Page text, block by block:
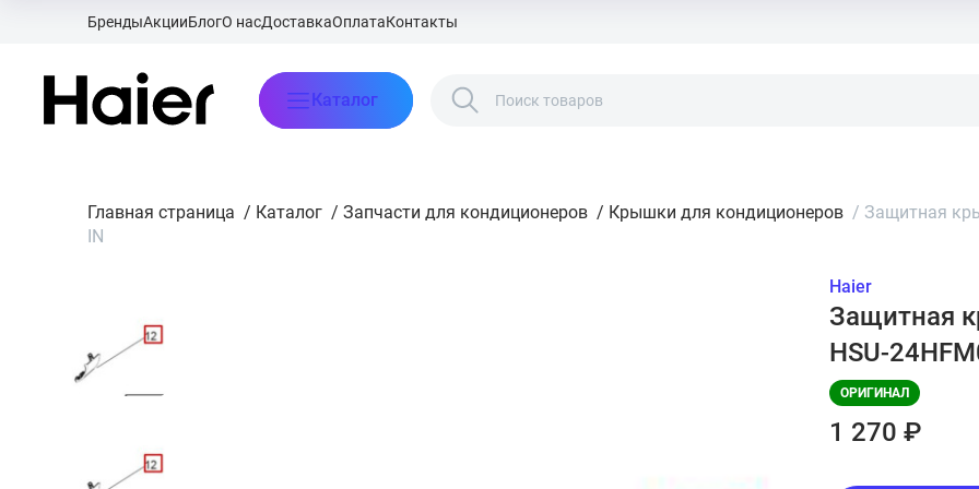
БрендыАкцииБлогО насДоставкаОплатаКонтакты
Каталог
Главная страница / Каталог / Запчасти для кондиционеров / Крышки для кондиционеров / Защитная
IN
Haier
Защитная
HSU-
ОРИГИНАЛ
1 270 ₽